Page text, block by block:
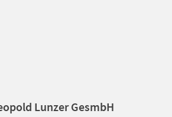
Lunzer GesmbH